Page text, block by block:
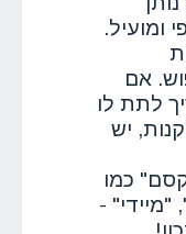
ומועיל.
אם
לתת לו
יש
כמו
-